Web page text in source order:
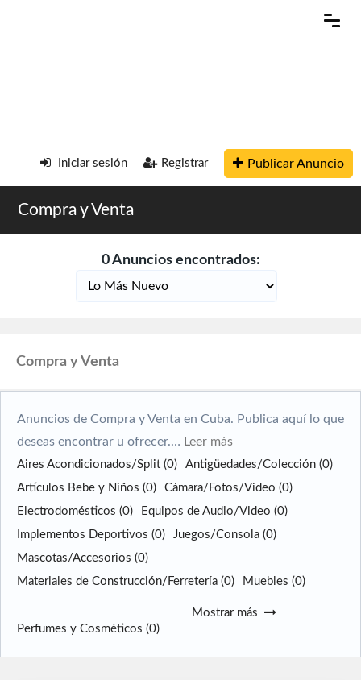
Iniciar sesión Registrar Publicar Anuncio
Compra y Venta
0 Anuncios encontrados:
Compra y Venta
Anuncios de Compra y Venta en Cuba. Publica aquí lo que
deseas encontrar u ofrecer.… Leer más
Aires Acondicionados/Split (0) Antigüedades/Colección (0)
Artículos Bebe y Niños (0) Cámara/Fotos/Video (0)
Electrodomésticos (0) Equipos de Audio/Video (0)
Implementos Deportivos (0) Juegos/Consola (0)
Mascotas/Accesorios (0)
Materiales de Construcción/Ferretería (0) Muebles (0)
Perfumes y Cosméticos (0)
Mostrar más